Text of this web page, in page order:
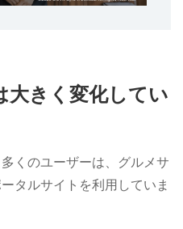
大きく変化してい
くのユーザーは、グルメサ
タルサイトを利用していま